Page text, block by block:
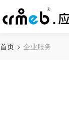
首页 企业服务